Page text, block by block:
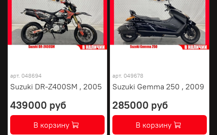
арт. 048694
Suzuki DR-Z400SM , 2005
439000 руб
В корзину
арт. 049678
Suzuki Gemma 250 , 2009
285000 руб
В корзину